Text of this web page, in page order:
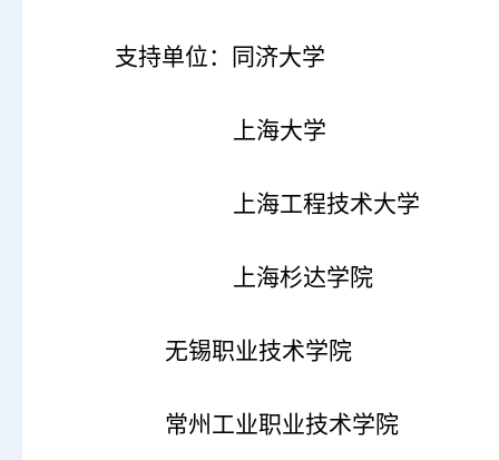
支持单位：同济大学
上海大学
上海工程技术大学
上海杉达学院
无锡职业技术学院
常州工业职业技术学院